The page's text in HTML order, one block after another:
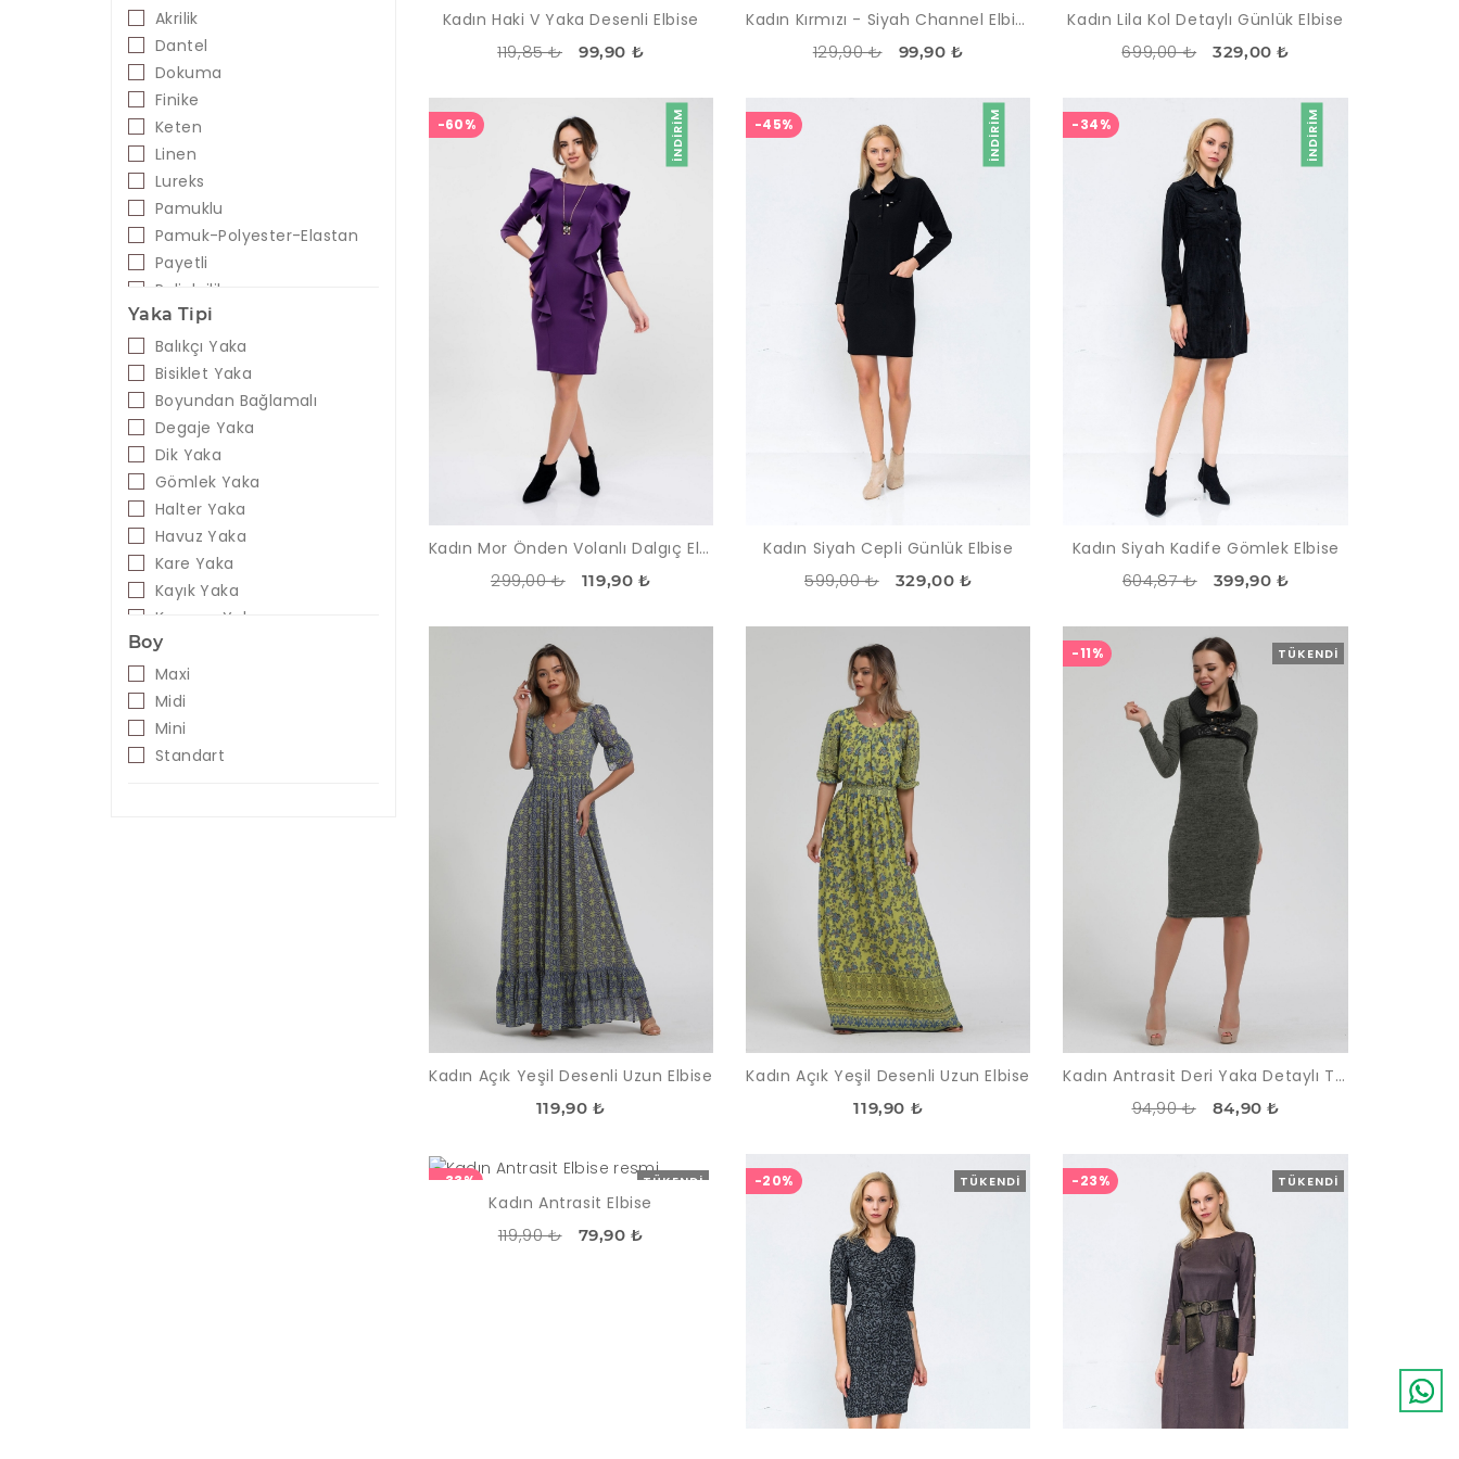
Akrilik
Dantel
Dokuma
Finike
Keten
Linen
Lureks
Pamuklu
Pamuk-Polyester-Elastan
Payetli
Poliakrilik
Poliviskon
Polyester
Saten
Spandeks
Suni Deri
Şifon
Viskon
Yaka Tipi
Balıkçı Yaka
Bisiklet Yaka
Boyundan Bağlamalı
Degaje Yaka
Dik Yaka
Gömlek Yaka
Halter Yaka
Havuz Yaka
Kare Yaka
Kayık Yaka
Kruvaze Yaka
Straplez
U Yaka
V Yaka
Yarım Balıkçı Yaka
Boy
Maxi
Midi
Mini
Standart
Kadın Haki V Yaka Desenli Elbise
119,85 ₺ 99,90 ₺
Kadın Kırmızı - Siyah Channel Elbise
129,90 ₺ 99,90 ₺
Kadın Lila Kol Detaylı Günlük Elbise
699,00 ₺ 329,00 ₺
İNDIRIM
-60%
Kadın Mor Önden Volanlı Dalgıç Elbise
299,00 ₺ 119,90 ₺
İNDIRIM
-45%
Kadın Siyah Cepli Günlük Elbise
599,00 ₺ 329,00 ₺
İNDIRIM
-34%
Kadın Siyah Kadife Gömlek Elbise
604,87 ₺ 399,90 ₺
Kadın Açık Yeşil Desenli Uzun Elbise
119,90 ₺
Kadın Açık Yeşil Desenli Uzun Elbise
119,90 ₺
TÜKENDI
-11%
Kadın Antrasit Deri Yaka Detaylı Triko Elbise
94,90 ₺ 84,90 ₺
TÜKENDI
-33%
Kadın Antrasit Elbise
119,90 ₺ 79,90 ₺
TÜKENDI
-20% TÜKENDI
-23%